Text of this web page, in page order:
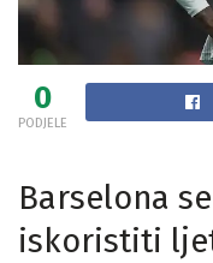
0
PODJELE
Barselona
iskoristiti